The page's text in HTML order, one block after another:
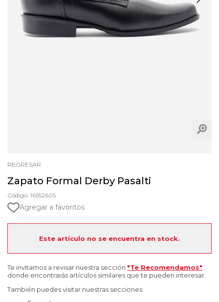
REGRESAR
Zapato Formal Derby Pasalti
Código: 16552605
Agregar a favoritos
Este artículo no se encuentra en stock.
Te invitamos a revisar nuestra sección "Te Recomendamos"
donde encontrarás artículos similares que te pueden interesar.
También puedes visitar nuestras secciones: